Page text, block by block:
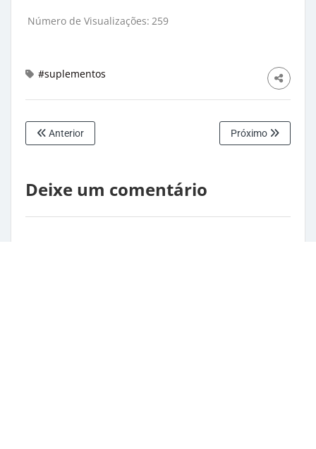
Número de Visualizações: 259
#suplementos
Anterior Próximo
Deixe um comentário